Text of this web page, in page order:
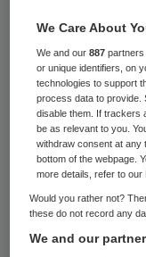
ingezet die
heeft de
Fouten
De tandarts
een patiënte
We Care About
We and our887 partners
or unique identifiers, on
technologies to support
process data to provide.
disable them. If trackers
be as relevant to you.
withdraw consent at any
bottom of the webpage.
more details, refer to our
Would you rather not?
these do not record any
We and our